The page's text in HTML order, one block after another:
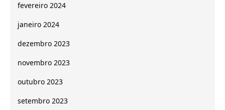
fevereiro 2024
janeiro 2024
dezembro 2023
novembro 2023
outubro 2023
setembro 2023